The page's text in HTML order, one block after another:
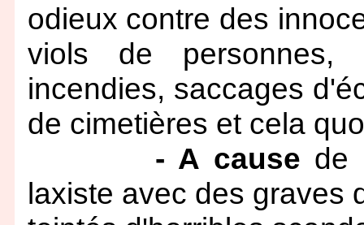
odieux contre des
viols de personnes,
incendies, saccages
de cimetières et cela
- A cause de
laxiste avec des graves